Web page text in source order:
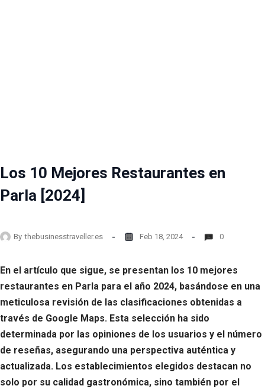
Los 10 Mejores Restaurantes en
Parla [2024]
By thebusinesstraveller.es Feb 18, 2024 0
En el artículo que sigue, se presentan los 10 mejores
restaurantes en Parla para el año 2024, basándose en una
meticulosa revisión de las clasificaciones obtenidas a
través de Google Maps. Esta selección ha sido
determinada por las opiniones de los usuarios y el número
de reseñas, asegurando una perspectiva auténtica y
actualizada. Los establecimientos elegidos destacan no
solo por su calidad gastronómica, sino también por el